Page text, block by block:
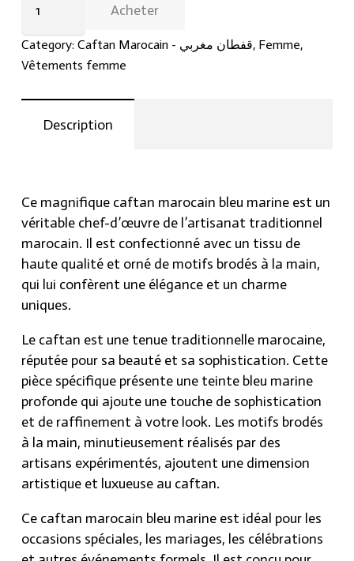
marocain
double
bleu
brodé
quantity
Acheter
Category: Caftan Marocain - قفطان مغربي, Femme,
Vêtements femme
Description
Ce magnifique caftan marocain bleu marine est un
véritable chef-d’œuvre de l’artisanat traditionnel
marocain. Il est confectionné avec un tissu de
haute qualité et orné de motifs brodés à la main,
qui lui confèrent une élégance et un charme
uniques.
Le caftan est une tenue traditionnelle marocaine,
réputée pour sa beauté et sa sophistication. Cette
pièce spécifique présente une teinte bleu marine
profonde qui ajoute une touche de sophistication
et de raffinement à votre look. Les motifs brodés
à la main, minutieusement réalisés par des
artisans expérimentés, ajoutent une dimension
artistique et luxueuse au caftan.
Ce caftan marocain bleu marine est idéal pour les
occasions spéciales, les mariages, les célébrations